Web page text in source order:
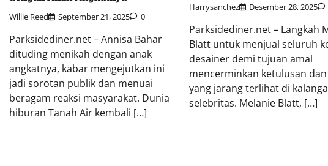
Willie Reed September 21, 2025 0
Parksidediner.net – Annisa Bahar
dituding menikah dengan anak
angkatnya, kabar mengejutkan ini
jadi sorotan publik dan menuai
beragam reaksi masyarakat. Dunia
hiburan Tanah Air kembali […]
Harrysanchez Desember 28, 2025
Parksidediner.net – Langkah
Blatt untuk menjual seluruh
desainer demi tujuan amal
mencerminkan ketulusan
yang jarang terlihat di
selebritas. Melanie Blatt, […]